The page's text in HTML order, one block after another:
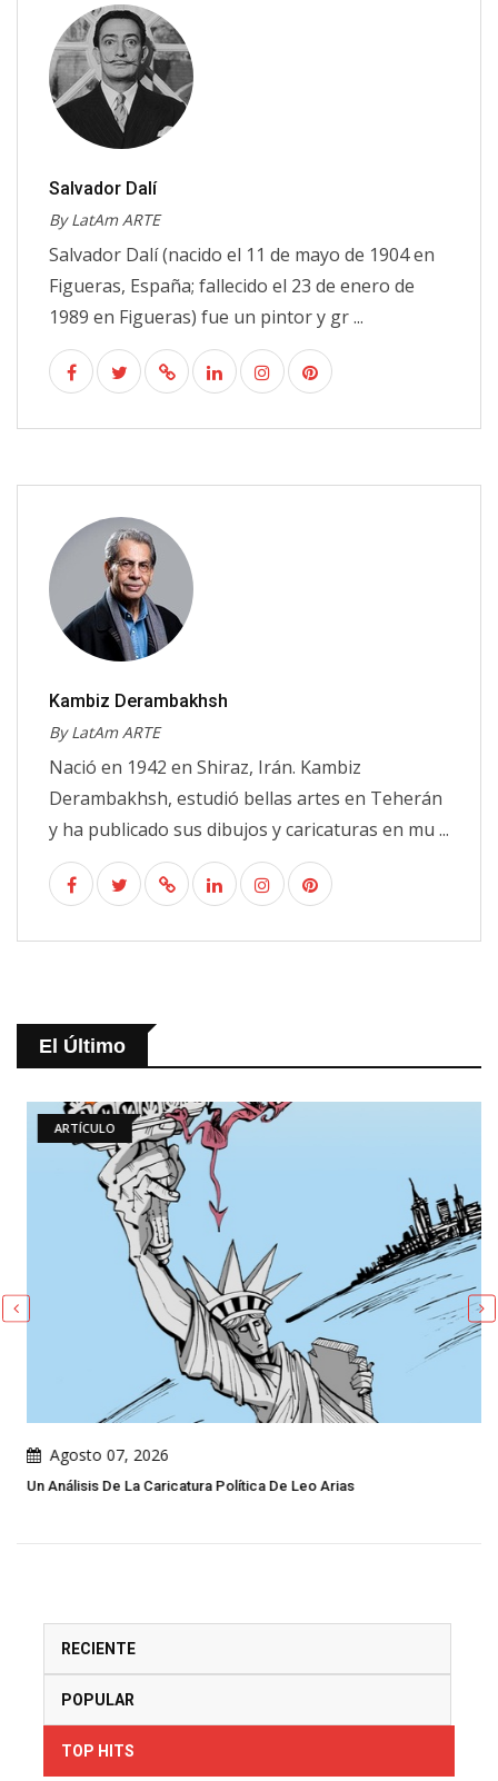
Salvador Dalí
By LatAm ARTE
Salvador Dalí (nacido el 11 de mayo de 1904 en
Figueras, España; fallecido el 23 de enero de
1989 en Figueras) fue un pintor y gr ...
Kambiz Derambakhsh
By LatAm ARTE
Nació en 1942 en Shiraz, Irán. Kambiz
Derambakhsh, estudió bellas artes en Teherán
y ha publicado sus dibujos y caricaturas en mu ...
El Último
ARTÍCULO
Agosto 07, 2026
Un Análisis De La Caricatura Política De Leo Arias
RECIENTE
POPULAR
TOP HITS